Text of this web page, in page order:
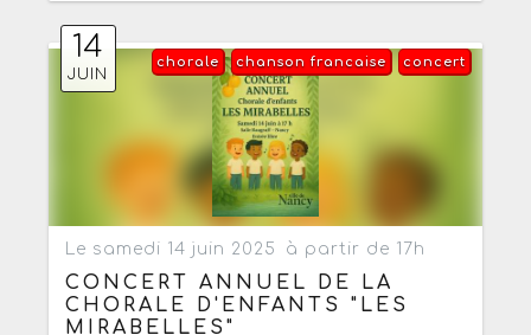
14
JUIN
concert
chanson francaise
chorale
Le samedi 14 juin 2025 à partir de 17h
CONCERT ANNUEL DE LA
CHORALE D'ENFANTS "LES
MIRABELLES"